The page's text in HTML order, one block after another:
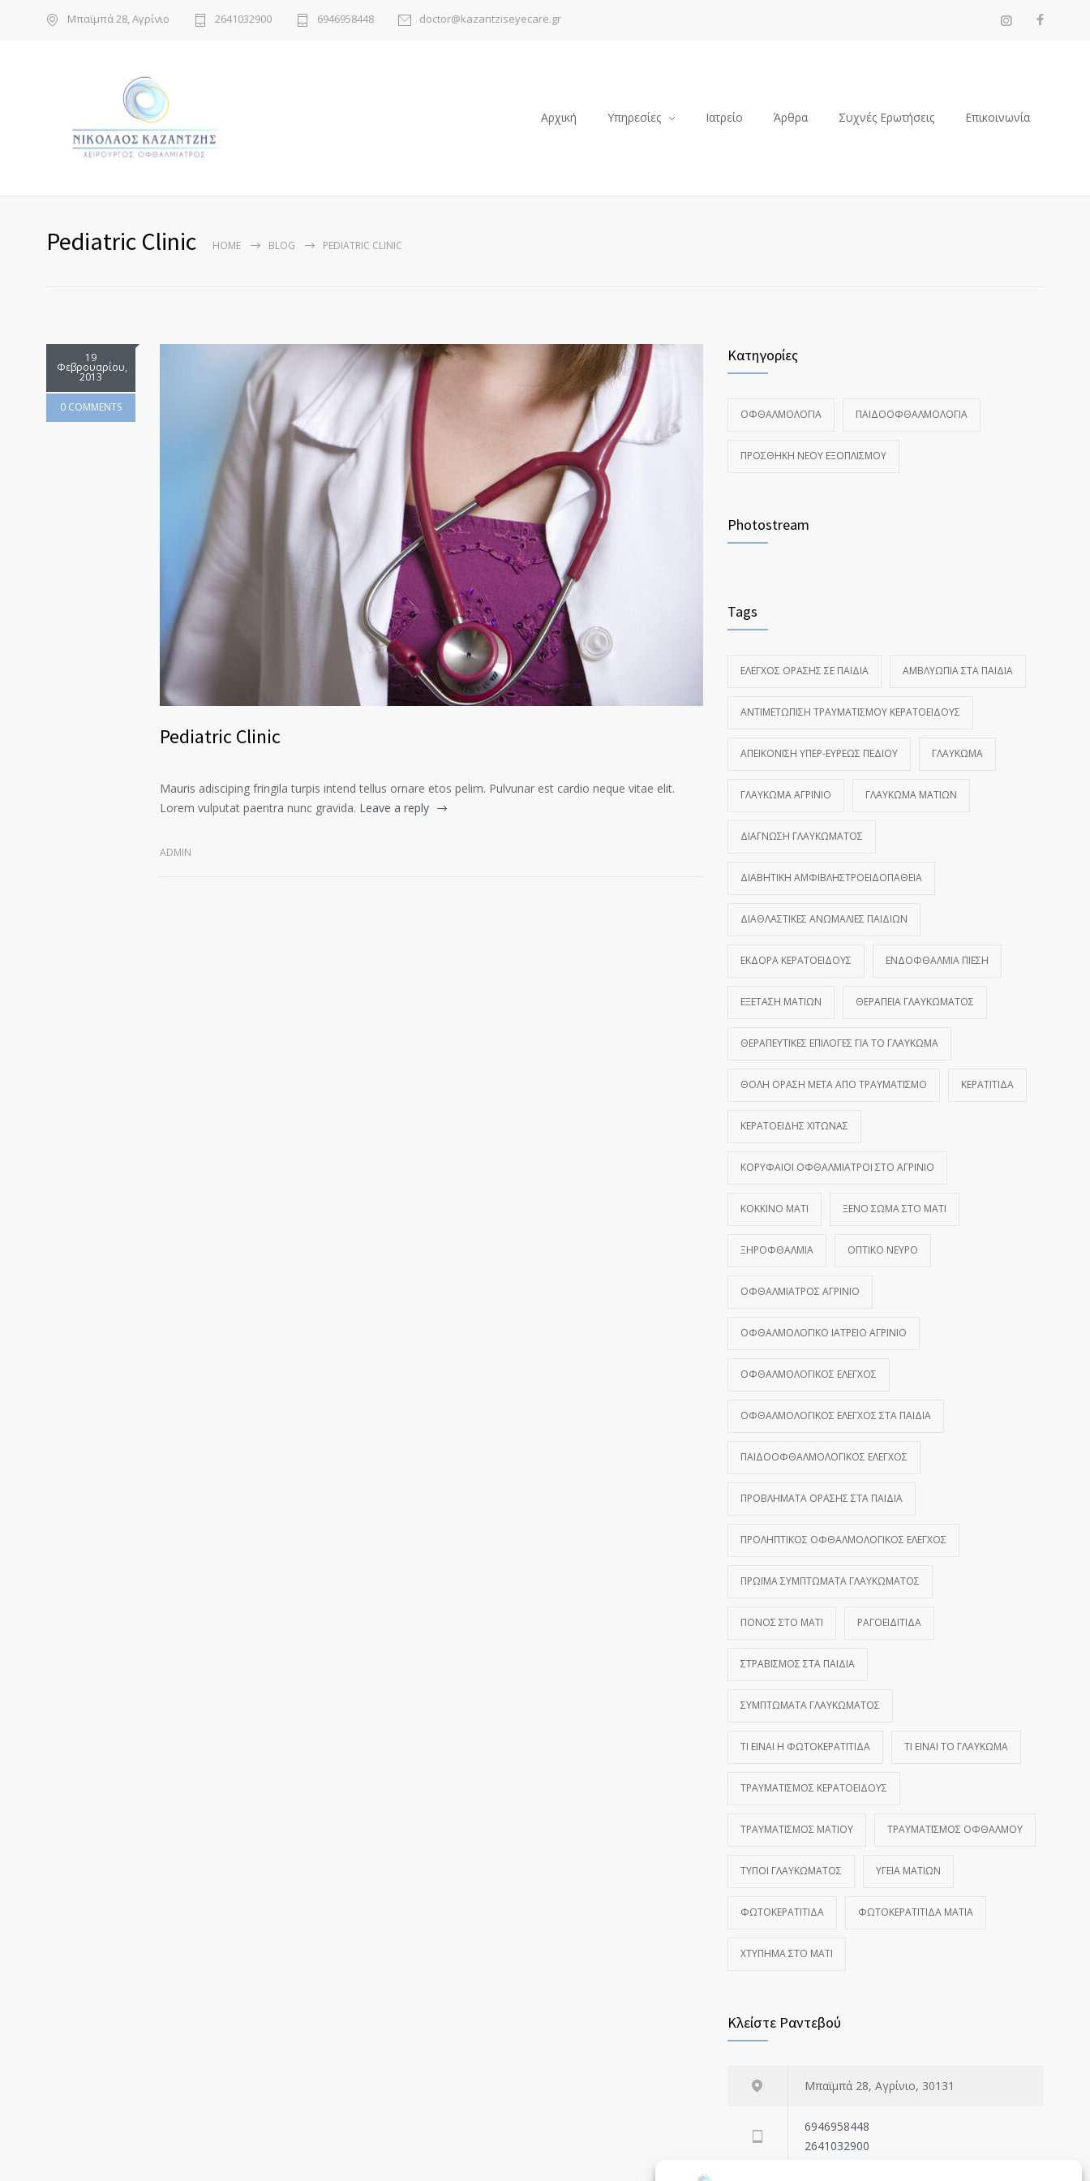
Μπαϊμπά 28, Αγρίνιο 2641032900 6946958448 doctor@kazantziseyecare.gr
Αρχική Υπηρεσίες Ιατρείο Άρθρα Συχνές Ερωτήσεις Επικοινωνία
Pediatric Clinic HOME BLOG PEDIATRIC CLINIC
19
Φεβρουαρίου,
2013
0 COMMENTS
Pediatric Clinic
Mauris adisciping fringila turpis intend tellus ornare etos pelim. Pulvunar est cardio neque vitae elit.
Lorem vulputat paentra nunc gravida. Leave a reply
ADMIN
Κατηγορίες
ΟΦΘΑΛΜΟΛΟΓΊΑ ΠΑΙΔΟΟΦΘΑΛΜΟΛΟΓΊΑ
ΠΡΟΣΘΉΚΗ ΝΈΟΥ ΕΞΟΠΛΙΣΜΟΎ
Photostream
Tags
ΈΛΕΓΧΟΣ ΌΡΑΣΗΣ ΣΕ ΠΑΙΔΙΆ ΑΜΒΛΥΩΠΊΑ ΣΤΑ ΠΑΙΔΙΆ
ΑΝΤΙΜΕΤΏΠΙΣΗ ΤΡΑΥΜΑΤΙΣΜΟΎ ΚΕΡΑΤΟΕΙΔΟΎΣ
ΑΠΕΙΚΌΝΙΣΗ ΥΠΕΡ-ΕΥΡΈΩΣ ΠΕΔΊΟΥ ΓΛΑΎΚΩΜΑ
ΓΛΑΎΚΩΜΑ ΑΓΡΊΝΙΟ ΓΛΑΎΚΩΜΑ ΜΑΤΙΏΝ
ΔΙΆΓΝΩΣΗ ΓΛΑΥΚΏΜΑΤΟΣ
ΔΙΑΒΗΤΙΚΉ ΑΜΦΙΒΛΗΣΤΡΟΕΙΔΟΠΆΘΕΙΑ
ΔΙΑΘΛΑΣΤΙΚΈΣ ΑΝΩΜΑΛΊΕΣ ΠΑΙΔΙΏΝ
ΕΚΔΟΡΆ ΚΕΡΑΤΟΕΙΔΟΎΣ ΕΝΔΟΦΘΆΛΜΙΑ ΠΊΕΣΗ
ΕΞΈΤΑΣΗ ΜΑΤΙΏΝ ΘΕΡΑΠΕΊΑ ΓΛΑΥΚΏΜΑΤΟΣ
ΘΕΡΑΠΕΥΤΙΚΈΣ ΕΠΙΛΟΓΈΣ ΓΙΑ ΤΟ ΓΛΑΎΚΩΜΑ
ΘΟΛΉ ΌΡΑΣΗ ΜΕΤΆ ΑΠΌ ΤΡΑΥΜΑΤΙΣΜΌ ΚΕΡΑΤΊΤΙΔΑ
ΚΕΡΑΤΟΕΙΔΉΣ ΧΙΤΏΝΑΣ
ΚΟΡΥΦΑΊΟΙ ΟΦΘΑΛΜΊΑΤΡΟΙ ΣΤΟ ΑΓΡΊΝΙΟ
ΚΌΚΚΙΝΟ ΜΆΤΙ ΞΈΝΟ ΣΏΜΑ ΣΤΟ ΜΆΤΙ
ΞΗΡΟΦΘΑΛΜΊΑ ΟΠΤΙΚΌ ΝΕΎΡΟ
ΟΦΘΑΛΜΊΑΤΡΟΣ ΑΓΡΊΝΙΟ
ΟΦΘΑΛΜΟΛΟΓΙΚΌ ΙΑΤΡΕΊΟ ΑΓΡΊΝΙΟ
ΟΦΘΑΛΜΟΛΟΓΙΚΌΣ ΈΛΕΓΧΟΣ
ΟΦΘΑΛΜΟΛΟΓΙΚΌΣ ΈΛΕΓΧΟΣ ΣΤΑ ΠΑΙΔΙΆ
ΠΑΙΔΟΟΦΘΑΛΜΟΛΟΓΙΚΌΣ ΈΛΕΓΧΟΣ
ΠΡΟΒΛΉΜΑΤΑ ΌΡΑΣΗΣ ΣΤΑ ΠΑΙΔΙΆ
ΠΡΟΛΗΠΤΙΚΌΣ ΟΦΘΑΛΜΟΛΟΓΙΚΌΣ ΈΛΕΓΧΟΣ
ΠΡΏΙΜΑ ΣΥΜΠΤΏΜΑΤΑ ΓΛΑΥΚΏΜΑΤΟΣ
ΠΌΝΟΣ ΣΤΟ ΜΆΤΙ ΡΑΓΟΕΙΔΊΤΙΔΑ
ΣΤΡΑΒΙΣΜΌΣ ΣΤΑ ΠΑΙΔΙΆ
ΣΥΜΠΤΏΜΑΤΑ ΓΛΑΥΚΏΜΑΤΟΣ
ΤΙ ΕΊΝΑΙ Η ΦΩΤΟΚΕΡΑΤΊΤΙΔΑ ΤΙ ΕΊΝΑΙ ΤΟ ΓΛΑΎΚΩΜΑ
ΤΡΑΥΜΑΤΙΣΜΌΣ ΚΕΡΑΤΟΕΙΔΟΎΣ
ΤΡΑΥΜΑΤΙΣΜΌΣ ΜΑΤΙΟΎ ΤΡΑΥΜΑΤΙΣΜΌΣ ΟΦΘΑΛΜΟΎ
ΤΎΠΟΙ ΓΛΑΥΚΏΜΑΤΟΣ ΥΓΕΊΑ ΜΑΤΙΏΝ
ΦΩΤΟΚΕΡΑΤΊΤΙΔΑ ΦΩΤΟΚΕΡΑΤΊΤΙΔΑ ΜΆΤΙΑ
ΧΤΎΠΗΜΑ ΣΤΟ ΜΆΤΙ
Κλείστε Ραντεβού
Μπαϊμπά 28, Αγρίνιο, 30131
6946958448
2641032900